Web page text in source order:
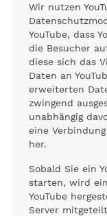
Wir nutzen
YouTube, dass
die Besucher
diese sich das
Daten an
erweiterten
zwingend
unabhängig
eine
her.
Sobald Sie ein
starten, wird
YouTube
Server